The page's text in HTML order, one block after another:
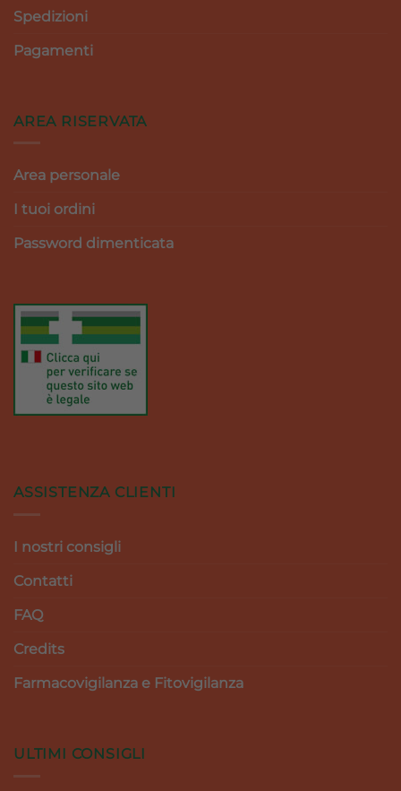
Spedizioni
Pagamenti
AREA RISERVATA
Area personale
I tuoi ordini
Password dimenticata
ASSISTENZA CLIENTI
I nostri consigli
Contatti
FAQ
Credits
Farmacovigilanza e Fitovigilanza
ULTIMI CONSIGLI